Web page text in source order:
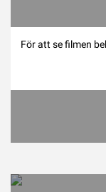
För att se filmen